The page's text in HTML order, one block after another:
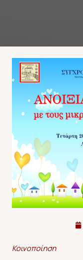
Κοινοποίηση